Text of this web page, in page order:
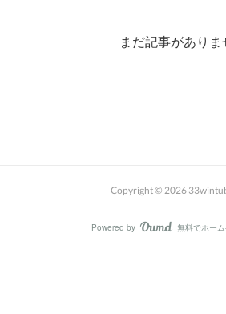
まだ記事がありま
Copyright © 2026
Powered by 無料でホー